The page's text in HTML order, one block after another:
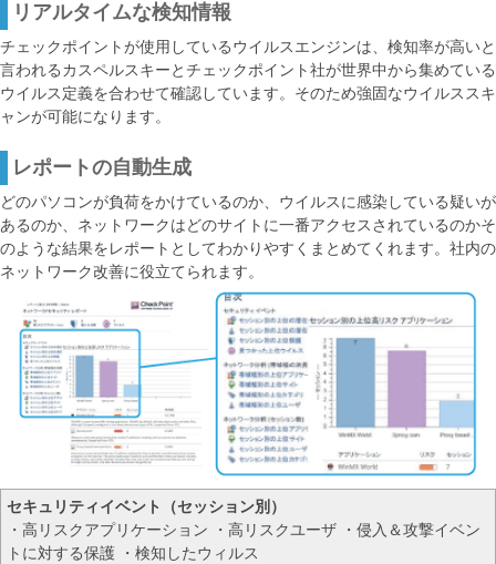
リアルタイムな検知情報
チェックポイントが使用しているウイルスエンジンは、検知率が高いと
言われるカスペルスキーとチェックポイント社が世界中から集めている
ウイルス定義を合わせて確認しています。そのため強固なウイルススキ
ャンが可能になります。
レポートの自動生成
どのパソコンが負荷をかけているのか、ウイルスに感染している疑いが
あるのか、ネットワークはどのサイトに一番アクセスされているのかそ
のような結果をレポートとしてわかりやすくまとめてくれます。社内の
ネットワーク改善に役立てられます。
セキュリティイベント（セッション別）
・高リスクアプリケーション ・高リスクユーザ ・侵入＆攻撃イベン
トに対する保護 ・検知したウィルス